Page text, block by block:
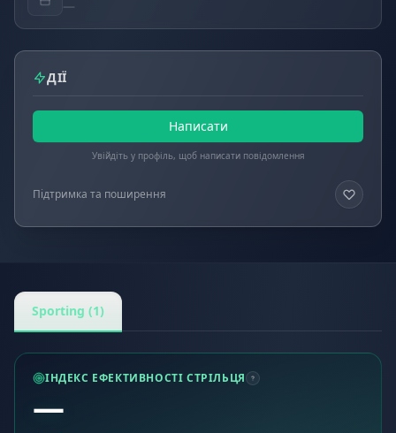
—
ДІЇ
Написати
Увійдіть у профіль, щоб написати повідомлення
Підтримка та поширення
Sporting (1)
ІНДЕКС ЕФЕКТИВНОСТІ СТРІЛЬЦЯ
—